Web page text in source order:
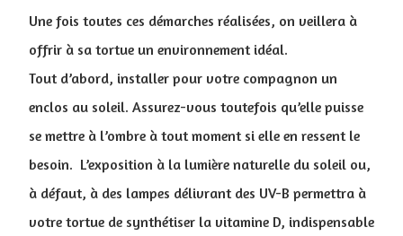
Une fois toutes ces démarches réalisées, on veillera à
offrir à sa tortue un environnement idéal.
Tout d’abord, installer pour votre compagnon un
enclos au soleil. Assurez-vous toutefois qu’elle puisse
se mettre à l’ombre à tout moment si elle en ressent le
besoin. L’exposition à la lumière naturelle du soleil ou,
à défaut, à des lampes délivrant des UV-B permettra à
votre tortue de synthétiser la vitamine D, indispensable